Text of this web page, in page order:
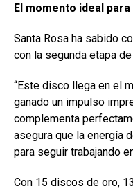
El momento ideal
Santa Rosa ha sabido
con la segunda etapa
“Este disco llega en el
ganado un impulso
complementa
asegura que la energía
para seguir trabajando
Con 15 discos de oro,